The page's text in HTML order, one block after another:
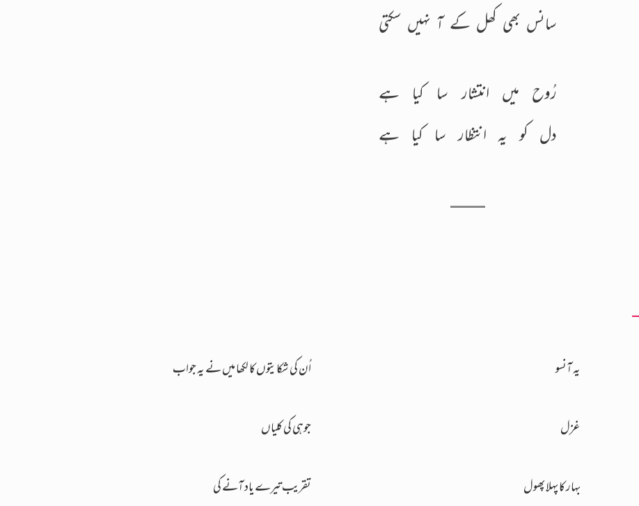
سانس بھی کھل کے آ نہیں سکتی
رُوح میں انتشار سا کیا ہے
دل کو یہ انتظار سا کیا ہے
یہ آنسو اُن کی شکایتوں کا لکھا میں نے یہ جواب
غزل جوہی کی کلیاں
بہار کا پہلا پھول تقریب تیرے یاد آنے کی